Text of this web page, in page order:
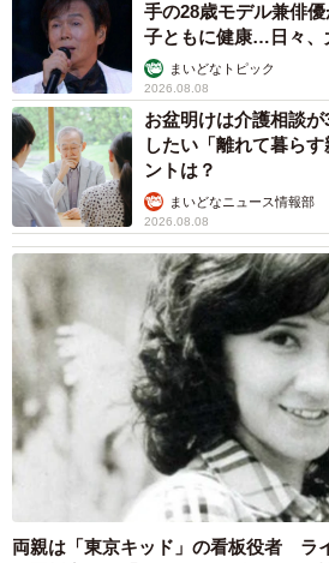
手の28歳モデル兼俳
子ともに健康…日々、
まいどなトピック
2026.08.08
お盆明けは介護相談
したい「離れて暮ら
ントは？
まいどなニュース情報部
2026.08.08
両親は「東京キッド」の看板役者 ラ